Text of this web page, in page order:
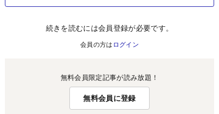
続きを読むには会員登録が必要です。
会員の方は ログイン
無料会員限定記事が読み放題！
無料会員に登録